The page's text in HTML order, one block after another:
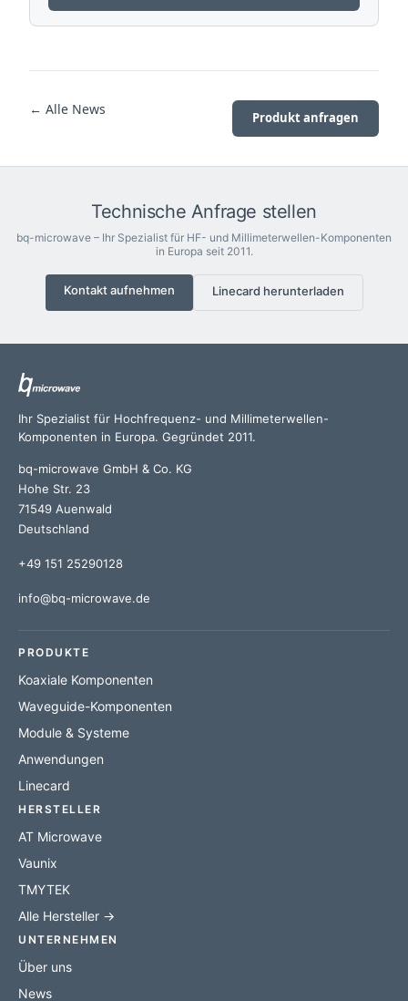
← Alle News Produkt anfragen
Technische Anfrage stellen
bq-microwave – Ihr Spezialist für HF- und Millimeterwellen-Komponenten
in Europa seit 2011.
Kontakt aufnehmen Linecard herunterladen
Ihr Spezialist für Hochfrequenz- und Millimeterwellen-
Komponenten in Europa. Gegründet 2011.
bq-microwave GmbH & Co. KG
Hohe Str. 23
71549 Auenwald
Deutschland
+49 151 25290128
info@bq-microwave.de
PRODUKTE
Koaxiale Komponenten
Waveguide-Komponenten
Module & Systeme
Anwendungen
Linecard
HERSTELLER
AT Microwave
Vaunix
TMYTEK
Alle Hersteller →
UNTERNEHMEN
Über uns
News